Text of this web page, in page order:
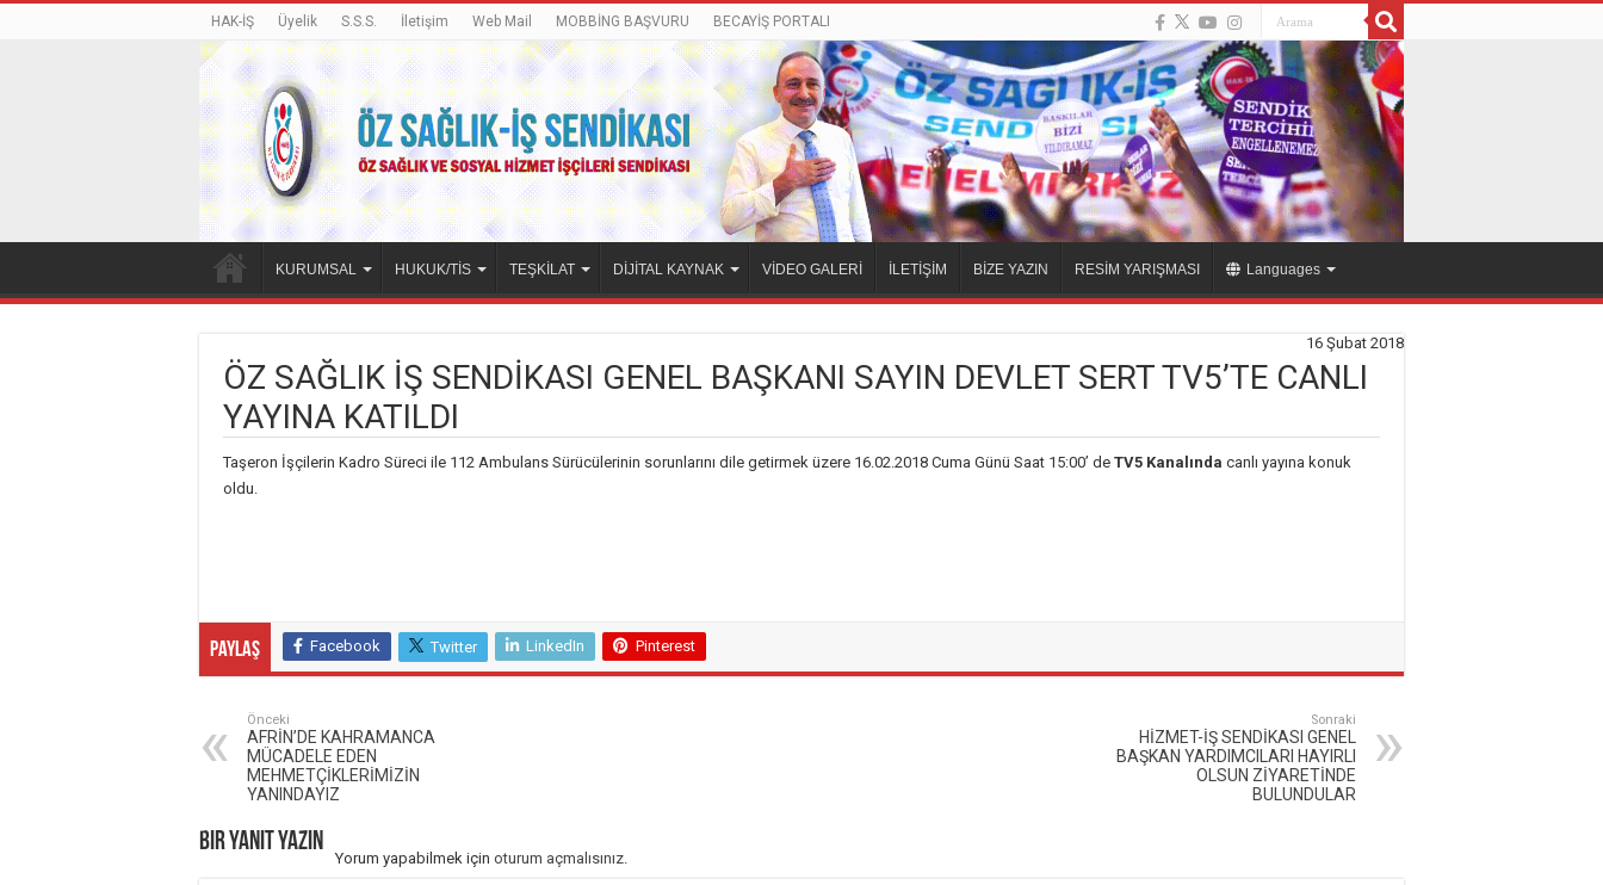
HAK-İŞ Üyelik S.S.S. İletişim Web Mail MOBBİNG BAŞVURU BECAYİŞ PORTALI
KURUMSAL HUKUK/TİS TEŞKİLAT DİJİTAL KAYNAK VİDEO GALERİ İLETİŞİM BİZE YAZIN RESİM YARIŞMASI Languages
16 Şubat 2018
ÖZ SAĞLIK İŞ SENDİKASI GENEL BAŞKANI SAYIN DEVLET SERT TV5’TE CANLI
YAYINA KATILDI
Taşeron İşçilerin Kadro Süreci ile 112 Ambulans Sürücülerinin sorunlarını dile getirmek üzere 16.02.2018 Cuma Günü Saat 15:00’ de TV5 Kanalında canlı yayına konuk
oldu.
Paylaş Facebook Twitter LinkedIn Pinterest
Önceki
AFRİN’DE KAHRAMANCA
MÜCADELE EDEN
MEHMETÇİKLERİMİZİN
YANINDAYIZ
Sonraki
HİZMET-İŞ SENDİKASI GENEL
BAŞKAN YARDIMCILARI HAYIRLI
OLSUN ZİYARETİNDE
BULUNDULAR
Bir yanıt yazın
Yorum yapabilmek için oturum açmalısınız.